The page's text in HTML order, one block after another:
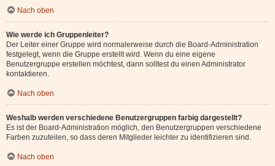
Nach oben
Wie werde ich Gruppenleiter?
Der Leiter einer Gruppe wird normalerweise durch die Board-Administration
festgelegt, wenn die Gruppe erstellt wird. Wenn du eine eigene
Benutzergruppe erstellen möchtest, dann solltest du einen Administrator
kontaktieren.
Nach oben
Weshalb werden verschiedene Benutzergruppen farbig dargestellt?
Es ist der Board-Administration möglich, den Benutzergruppen verschiedene
Farben zuzuteilen, so dass deren Mitglieder leichter zu identifizieren sind.
Nach oben